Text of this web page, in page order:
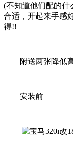
(不知道他们配的什
合适，开起来手感
得!!
附送两张降低高
安装前